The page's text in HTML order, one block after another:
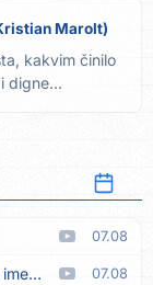
Marolt)
kakvim činilo
digne...
07.08
07.08